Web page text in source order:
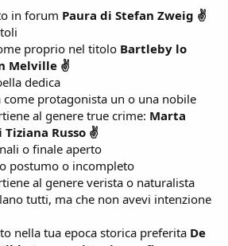
in forum Paura di Stefan Zweig ✌
proprio nel titolo Bartleby lo
Melville ✌
dedica
protagonista un o una nobile
al genere true crime: Marta
Tiziana Russo ✌
o finale aperto
postumo o incompleto
al genere verista o naturalista
tutti, ma che non avevi intenzione
nella tua epoca storica preferita De